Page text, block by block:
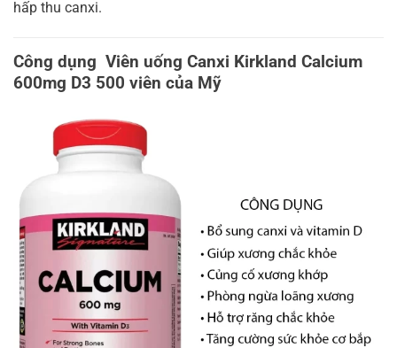
hấp thu canxi.
Công dụng Viên uống Canxi Kirkland Calcium
600mg D3 500 viên của Mỹ